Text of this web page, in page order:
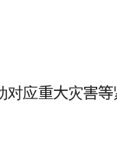
对应重大灾害